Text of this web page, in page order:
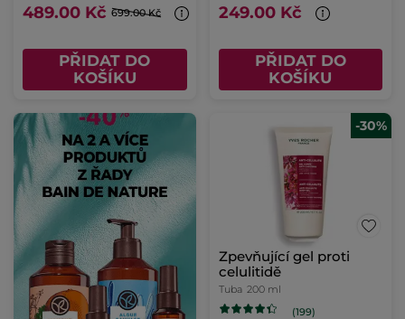
489.00 Kč 699.00 Kč
PŘIDAT DO
KOŠÍKU
249.00 Kč
PŘIDAT DO
KOŠÍKU
-30%
Zpevňující gel proti
celulitidě
Tuba 200 ml
(199)